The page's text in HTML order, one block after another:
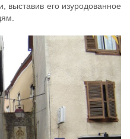
выставив его изуродованное